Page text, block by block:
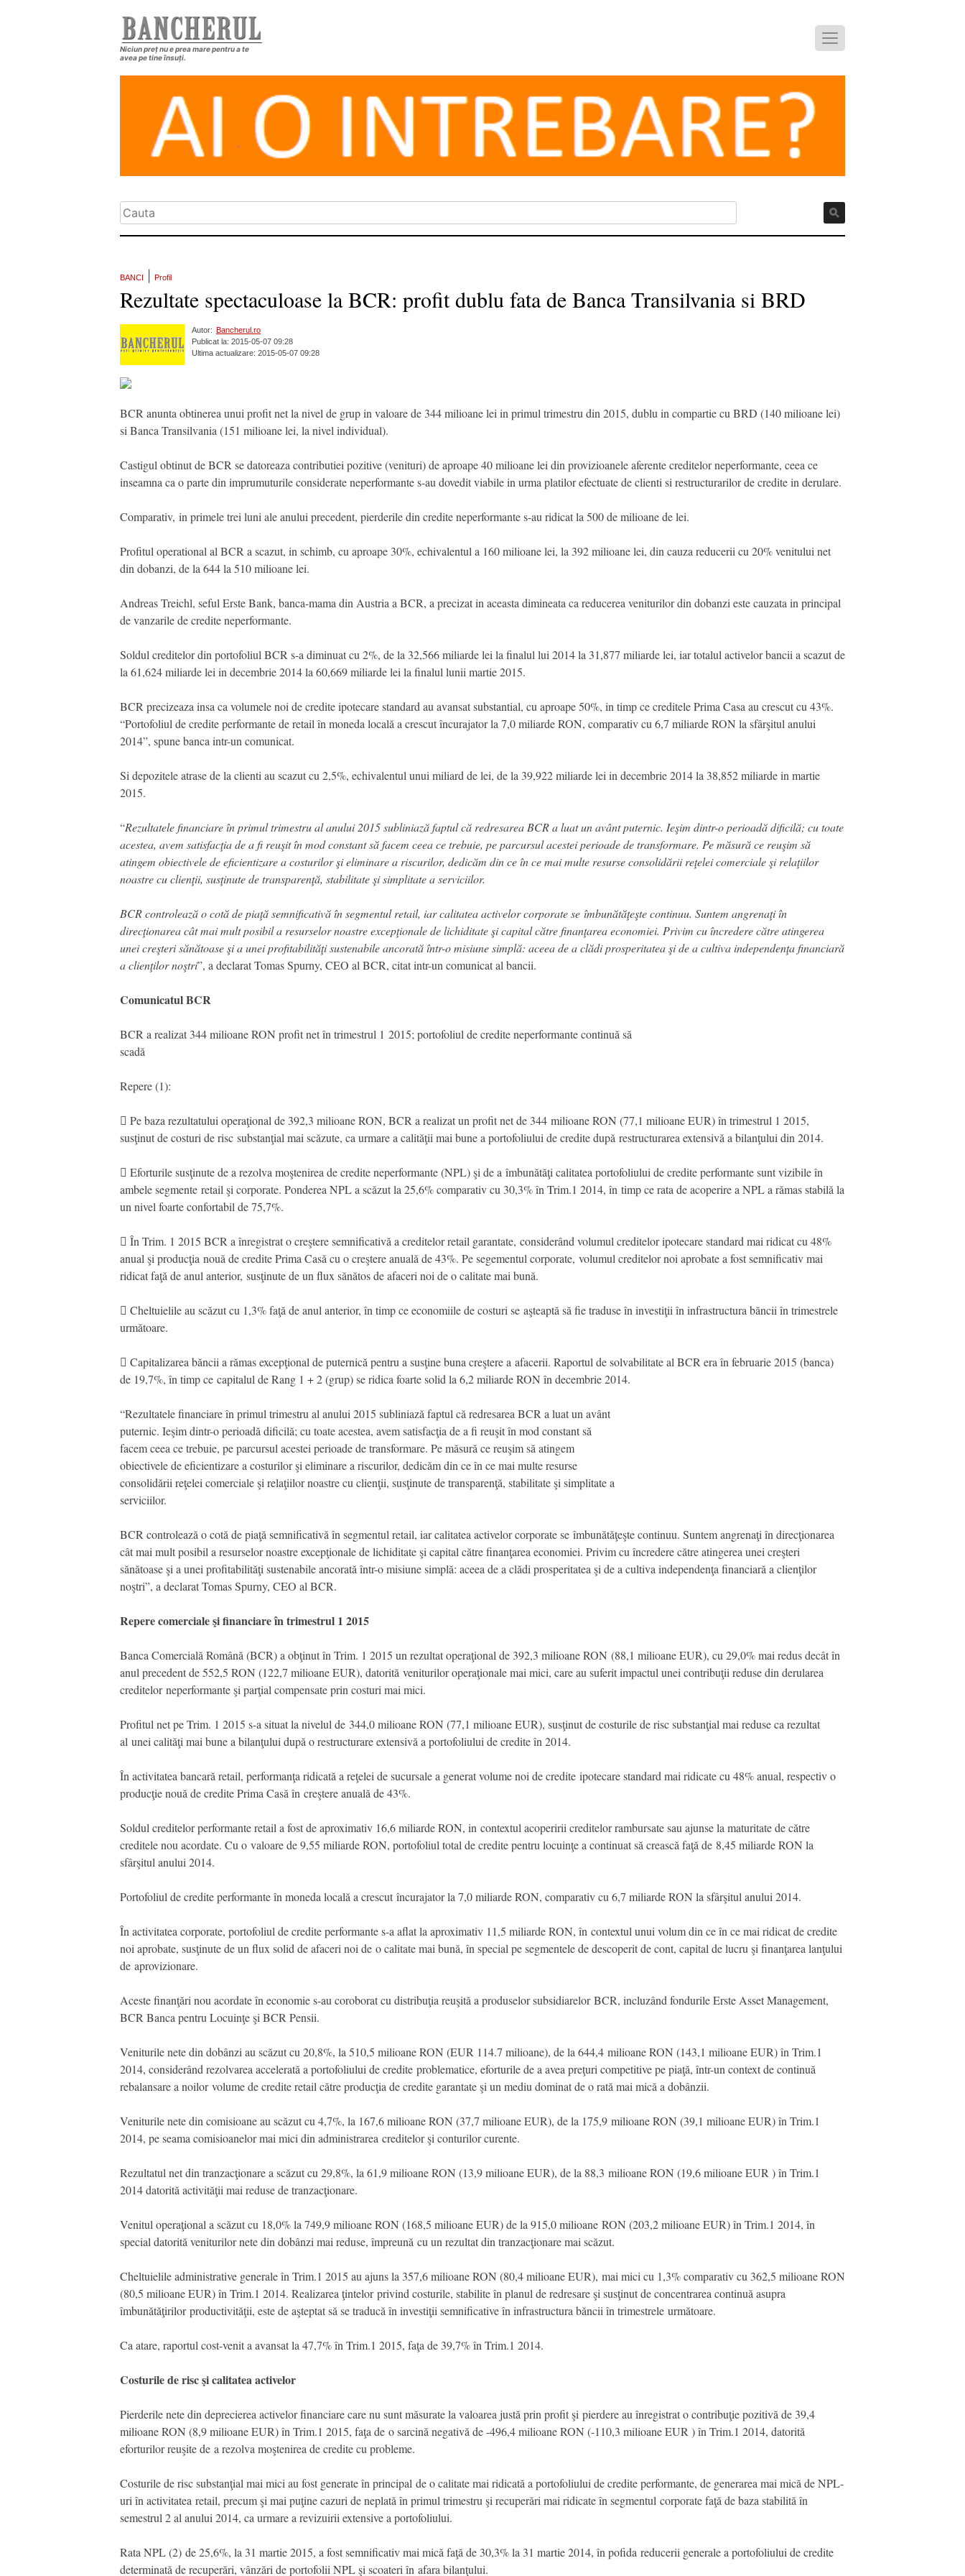
Niciun preț nu e prea mare pentru a te
avea pe tine însuți.
BANCI Profil
Rezultate spectaculoase la BCR: profit dublu fata de Banca Transilvania si BRD
Autor:
Bancherul.ro
Publicat la: 2015-05-07 09:28
Ultima actualizare: 2015-05-07 09:28
BCR anunta obtinerea unui profit net la nivel de grup in valoare de 344 milioane lei in primul trimestru din 2015, dublu in compartie cu BRD (140 milioane lei)
si Banca Transilvania (151 milioane lei, la nivel individual).
Castigul obtinut de BCR se datoreaza contributiei pozitive (venituri) de aproape 40 milioane lei din provizioanele aferente creditelor neperformante, ceea ce
inseamna ca o parte din imprumuturile considerate neperformante s-au dovedit viabile in urma platilor efectuate de clienti si restructurarilor de credite in derulare.
Comparativ, in primele trei luni ale anului precedent, pierderile din credite neperformante s-au ridicat la 500 de milioane de lei.
Profitul operational al BCR a scazut, in schimb, cu aproape 30%, echivalentul a 160 milioane lei, la 392 milioane lei, din cauza reducerii cu 20% venitului net
din dobanzi, de la 644 la 510 milioane lei.
Andreas Treichl, seful Erste Bank, banca-mama din Austria a BCR, a precizat in aceasta dimineata ca reducerea veniturilor din dobanzi este cauzata in principal
de vanzarile de credite neperformante.
Soldul creditelor din portofoliul BCR s-a diminuat cu 2%, de la 32,566 miliarde lei la finalul lui 2014 la 31,877 miliarde lei, iar totalul activelor bancii a scazut de
la 61,624 miliarde lei in decembrie 2014 la 60,669 miliarde lei la finalul lunii martie 2015.
BCR precizeaza insa ca volumele noi de credite ipotecare standard au avansat substantial, cu aproape 50%, in timp ce creditele Prima Casa au crescut cu 43%.
“Portofoliul de credite performante de retail în moneda locală a crescut încurajator la 7,0 miliarde RON, comparativ cu 6,7 miliarde RON la sfârşitul anului
2014”, spune banca intr-un comunicat.
Si depozitele atrase de la clienti au scazut cu 2,5%, echivalentul unui miliard de lei, de la 39,922 miliarde lei in decembrie 2014 la 38,852 miliarde in martie
2015.
“Rezultatele financiare în primul trimestru al anului 2015 subliniază faptul că redresarea BCR a luat un avânt puternic. Ieşim dintr-o perioadă dificilă; cu toate
acestea, avem satisfacţia de a fi reuşit în mod constant să facem ceea ce trebuie, pe parcursul acestei perioade de transformare. Pe măsură ce reuşim să
atingem obiectivele de eficientizare a costurilor şi eliminare a riscurilor, dedicăm din ce în ce mai multe resurse consolidării reţelei comerciale şi relaţiilor
noastre cu clienţii, susţinute de transparenţă, stabilitate şi simplitate a serviciilor.
BCR controlează o cotă de piaţă semnificativă în segmentul retail, iar calitatea activelor corporate se îmbunătăţeşte continuu. Suntem angrenaţi în
direcţionarea cât mai mult posibil a resurselor noastre excepţionale de lichiditate şi capital către finanţarea economiei. Privim cu încredere către atingerea
unei creşteri sănătoase şi a unei profitabilităţi sustenabile ancorată într-o misiune simplă: aceea de a clădi prosperitatea şi de a cultiva independenţa financiară
a clienţilor noştri”, a declarat Tomas Spurny, CEO al BCR, citat intr-un comunicat al bancii.
Comunicatul BCR
BCR a realizat 344 milioane RON profit net în trimestrul 1 2015; portofoliul de credite neperformante continuă să
scadă
Repere (1):
 Pe baza rezultatului operaţional de 392,3 milioane RON, BCR a realizat un profit net de 344 milioane RON (77,1 milioane EUR) în trimestrul 1 2015,
susţinut de costuri de risc substanţial mai scăzute, ca urmare a calităţii mai bune a portofoliului de credite după restructurarea extensivă a bilanţului din 2014.
 Eforturile susţinute de a rezolva moştenirea de credite neperformante (NPL) şi de a îmbunătăţi calitatea portofoliului de credite performante sunt vizibile în
ambele segmente retail şi corporate. Ponderea NPL a scăzut la 25,6% comparativ cu 30,3% în Trim.1 2014, în timp ce rata de acoperire a NPL a rămas stabilă la
un nivel foarte confortabil de 75,7%.
 În Trim. 1 2015 BCR a înregistrat o creştere semnificativă a creditelor retail garantate, considerând volumul creditelor ipotecare standard mai ridicat cu 48%
anual şi producţia nouă de credite Prima Casă cu o creştere anuală de 43%. Pe segementul corporate, volumul creditelor noi aprobate a fost semnificativ mai
ridicat faţă de anul anterior, susţinute de un flux sănătos de afaceri noi de o calitate mai bună.
 Cheltuielile au scăzut cu 1,3% faţă de anul anterior, în timp ce economiile de costuri se aşteaptă să fie traduse în investiţii în infrastructura băncii în trimestrele
următoare.
 Capitalizarea băncii a rămas excepţional de puternică pentru a susţine buna creştere a afacerii. Raportul de solvabilitate al BCR era în februarie 2015 (banca)
de 19,7%, în timp ce capitalul de Rang 1 + 2 (grup) se ridica foarte solid la 6,2 miliarde RON în decembrie 2014.
“Rezultatele financiare în primul trimestru al anului 2015 subliniază faptul că redresarea BCR a luat un avânt
puternic. Ieşim dintr-o perioadă dificilă; cu toate acestea, avem satisfacţia de a fi reuşit în mod constant să
facem ceea ce trebuie, pe parcursul acestei perioade de transformare. Pe măsură ce reuşim să atingem
obiectivele de eficientizare a costurilor şi eliminare a riscurilor, dedicăm din ce în ce mai multe resurse
consolidării reţelei comerciale şi relaţiilor noastre cu clienţii, susţinute de transparenţă, stabilitate şi simplitate a
serviciilor.
BCR controlează o cotă de piaţă semnificativă în segmentul retail, iar calitatea activelor corporate se îmbunătăţeşte continuu. Suntem angrenaţi în direcţionarea
cât mai mult posibil a resurselor noastre excepţionale de lichiditate şi capital către finanţarea economiei. Privim cu încredere către atingerea unei creşteri
sănătoase şi a unei profitabilităţi sustenabile ancorată într-o misiune simplă: aceea de a clădi prosperitatea şi de a cultiva independenţa financiară a clienţilor
noştri”, a declarat Tomas Spurny, CEO al BCR.
Repere comerciale şi financiare în trimestrul 1 2015
Banca Comercială Română (BCR) a obţinut în Trim. 1 2015 un rezultat operaţional de 392,3 milioane RON (88,1 milioane EUR), cu 29,0% mai redus decât în
anul precedent de 552,5 RON (122,7 milioane EUR), datorită veniturilor operaţionale mai mici, care au suferit impactul unei contribuţii reduse din derularea
creditelor neperformante şi parţial compensate prin costuri mai mici.
Profitul net pe Trim. 1 2015 s-a situat la nivelul de 344,0 milioane RON (77,1 milioane EUR), susţinut de costurile de risc substanţial mai reduse ca rezultat
al unei calităţi mai bune a bilanţului după o restructurare extensivă a portofoliului de credite în 2014.
În activitatea bancară retail, performanţa ridicată a reţelei de sucursale a generat volume noi de credite ipotecare standard mai ridicate cu 48% anual, respectiv o
producţie nouă de credite Prima Casă în creştere anuală de 43%.
Soldul creditelor performante retail a fost de aproximativ 16,6 miliarde RON, in contextul acoperirii creditelor rambursate sau ajunse la maturitate de către
creditele nou acordate. Cu o valoare de 9,55 miliarde RON, portofoliul total de credite pentru locuinţe a continuat să crească faţă de 8,45 miliarde RON la
sfârşitul anului 2014.
Portofoliul de credite performante în moneda locală a crescut încurajator la 7,0 miliarde RON, comparativ cu 6,7 miliarde RON la sfârşitul anului 2014.
În activitatea corporate, portofoliul de credite performante s-a aflat la aproximativ 11,5 miliarde RON, în contextul unui volum din ce în ce mai ridicat de credite
noi aprobate, susţinute de un flux solid de afaceri noi de o calitate mai bună, în special pe segmentele de descoperit de cont, capital de lucru şi finanţarea lanţului
de aprovizionare.
Aceste finanţări nou acordate în economie s-au coroborat cu distribuţia reuşită a produselor subsidiarelor BCR, incluzând fondurile Erste Asset Management,
BCR Banca pentru Locuinţe şi BCR Pensii.
Veniturile nete din dobânzi au scăzut cu 20,8%, la 510,5 milioane RON (EUR 114.7 milioane), de la 644,4 milioane RON (143,1 milioane EUR) în Trim.1
2014, considerând rezolvarea accelerată a portofoliului de credite problematice, eforturile de a avea preţuri competitive pe piaţă, într-un context de continuă
rebalansare a noilor volume de credite retail către producţia de credite garantate şi un mediu dominat de o rată mai mică a dobânzii.
Veniturile nete din comisioane au scăzut cu 4,7%, la 167,6 milioane RON (37,7 milioane EUR), de la 175,9 milioane RON (39,1 milioane EUR) în Trim.1
2014, pe seama comisioanelor mai mici din administrarea creditelor şi conturilor curente.
Rezultatul net din tranzacţionare a scăzut cu 29,8%, la 61,9 milioane RON (13,9 milioane EUR), de la 88,3 milioane RON (19,6 milioane EUR ) în Trim.1
2014 datorită activităţii mai reduse de tranzacţionare.
Venitul operaţional a scăzut cu 18,0% la 749,9 milioane RON (168,5 milioane EUR) de la 915,0 milioane RON (203,2 milioane EUR) în Trim.1 2014, în
special datorită veniturilor nete din dobânzi mai reduse, împreună cu un rezultat din tranzacţionare mai scăzut.
Cheltuielile administrative generale în Trim.1 2015 au ajuns la 357,6 milioane RON (80,4 milioane EUR), mai mici cu 1,3% comparativ cu 362,5 milioane RON
(80,5 milioane EUR) în Trim.1 2014. Realizarea ţintelor privind costurile, stabilite în planul de redresare şi susţinut de concentrarea continuă asupra
îmbunătăţirilor productivităţii, este de aşteptat să se traducă în investiţii semnificative în infrastructura băncii în trimestrele următoare.
Ca atare, raportul cost-venit a avansat la 47,7% în Trim.1 2015, faţa de 39,7% în Trim.1 2014.
Costurile de risc şi calitatea activelor
Pierderile nete din deprecierea activelor financiare care nu sunt măsurate la valoarea justă prin profit şi pierdere au înregistrat o contribuţie pozitivă de 39,4
milioane RON (8,9 milioane EUR) în Trim.1 2015, faţa de o sarcină negativă de -496,4 milioane RON (-110,3 milioane EUR ) în Trim.1 2014, datorită
eforturilor reuşite de a rezolva moştenirea de credite cu probleme.
Costurile de risc substanţial mai mici au fost generate în principal de o calitate mai ridicată a portofoliului de credite performante, de generarea mai mică de NPL-
uri în activitatea retail, precum şi mai puţine cazuri de neplată în primul trimestru şi recuperări mai ridicate în segmentul corporate faţă de baza stabilită în
semestrul 2 al anului 2014, ca urmare a revizuirii extensive a portofoliului.
Rata NPL (2) de 25,6%, la 31 martie 2015, a fost semnificativ mai mică faţă de 30,3% la 31 martie 2014, în pofida reducerii generale a portofoliului de credite
determinată de recuperări, vânzări de portofolii NPL şi scoateri în afara bilanţului.